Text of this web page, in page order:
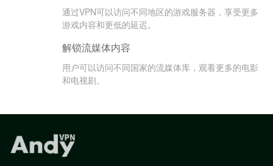
通过VPN可以访问不同地区的游戏服务器，享受更多
游戏内容和更低的延迟。
解锁流媒体内容
用户可以访问不同国家的流媒体库，观看更多的电影
和电视剧。